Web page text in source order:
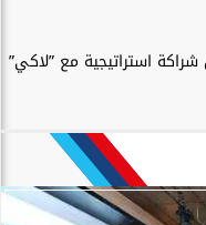
شراكة استراتيجية مع ”لاكي”